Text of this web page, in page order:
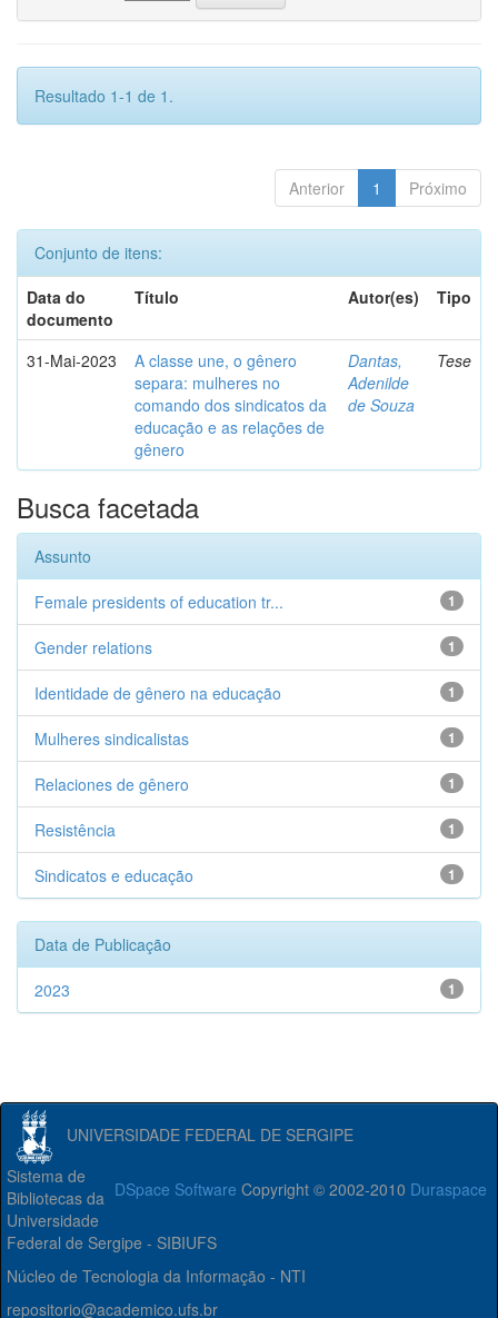
Resultado 1-1 de 1.
Anterior 1 Próximo
Conjunto de itens:
Data do
documento
Título Autor(es) Tipo
31-Mai-2023
A classe une, o gênero
separa: mulheres no
comando dos sindicatos da
educação e as relações de
gênero
Dantas,
Adenilde
de Souza
Tese
Busca facetada
Assunto
1
Female presidents of education tr...
1
Gender relations
1
Identidade de gênero na educação
1
Mulheres sindicalistas
1
Relaciones de gênero
1
Resistência
1
Sindicatos e educação
Data de Publicação
1
2023
UNIVERSIDADE FEDERAL DE SERGIPE
DSpace Software Copyright © 2002-2010 Duraspace
Sistema de
Bibliotecas da
Universidade
Federal de Sergipe - SIBIUFS
Núcleo de Tecnologia da Informação - NTI
repositorio@academico.ufs.br